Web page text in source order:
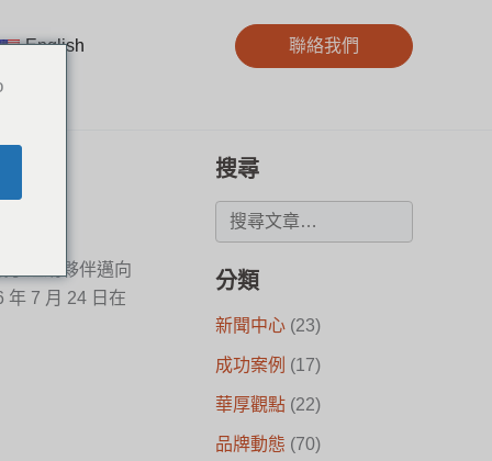
English 聯絡我們
手經銷夥伴邁向
年 7 月 24 日在
搜尋
分類
新聞中心 (23)
成功案例 (17)
華厚觀點 (22)
品牌動態 (70)